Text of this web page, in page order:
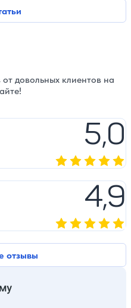
довольных клиентов на
отзывы
5,0
4,9